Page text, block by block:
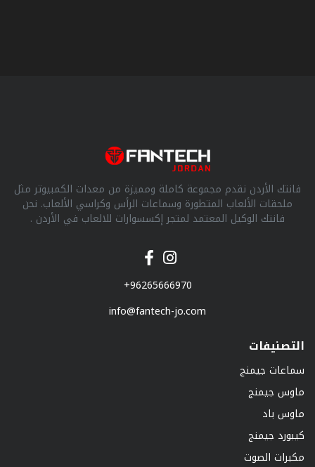
فانتك الأردن نقدم مجموعة كاملة ومميزة من معدات الكمبيوتر مثل
ملحقات الألعاب المتطورة وسماعات الرأس وكراسي الألعاب. نحن
فانتك الوكيل المعتمد لمتجر إكسسوارات للالعاب في الأردن .
+96265666970
info@fantech-jo.com
التصنيفات
سماعات جيمنج
ماوس جيمنج
ماوس باد
كيبورد جيمنج
مكبرات الصوت